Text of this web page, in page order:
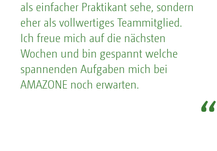
als einfacher Praktikant sehe, sondern
eher als vollwertiges Teammitglied.
Ich freue mich auf die nächsten
Wochen und bin gespannt welche
spannenden Aufgaben mich bei
AMAZONE noch erwarten.